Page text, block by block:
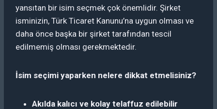
yansıtan bir isim seçmek çok önemlidir. Şirket
isminizin, Türk Ticaret Kanunu’na uygun olması ve
daha önce başka bir şirket tarafından tescil
edilmemiş olması gerekmektedir.
İsim seçimi yaparken nelere dikkat etmelisiniz?
Akılda kalıcı ve kolay telaffuz edilebilir